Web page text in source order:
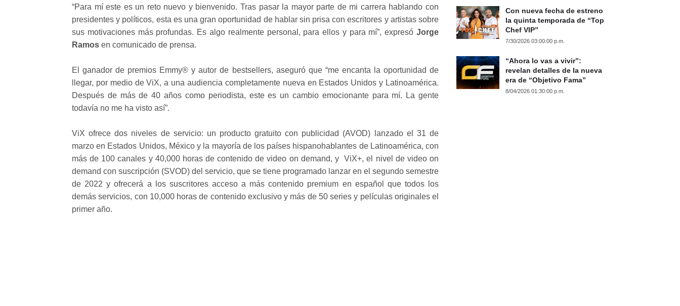
“Para mí este es un reto nuevo y bienvenido. Tras pasar la mayor parte de mi carrera hablando con
presidentes y políticos, esta es una gran oportunidad de hablar sin prisa con escritores y artistas sobre
sus motivaciones más profundas. Es algo realmente personal, para ellos y para mí”, expresó Jorge
Ramos en comunicado de prensa.
El ganador de premios Emmy® y autor de bestsellers, aseguró que “me encanta la oportunidad de
llegar, por medio de ViX, a una audiencia completamente nueva en Estados Unidos y Latinoamérica.
Después de más de 40 años como periodista, este es un cambio emocionante para mí. La gente
todavía no me ha visto así”.
ViX ofrece dos niveles de servicio: un producto gratuito con publicidad (AVOD) lanzado el 31 de
marzo en Estados Unidos, México y la mayoría de los países hispanohablantes de Latinoamérica, con
más de 100 canales y 40,000 horas de contenido de video on demand, y ViX+, el nivel de video on
demand con suscripción (SVOD) del servicio, que se tiene programado lanzar en el segundo semestre
de 2022 y ofrecerá a los suscritores acceso a más contenido premium en español que todos los
demás servicios, con 10,000 horas de contenido exclusivo y más de 50 series y películas originales el
primer año.
Con nueva fecha de estreno
la quinta temporada de “Top
Chef VIP”
7/30/2026 03:00:00 p.m.
“Ahora lo vas a vivir”:
revelan detalles de la nueva
era de “Objetivo Fama”
8/04/2026 01:30:00 p.m.